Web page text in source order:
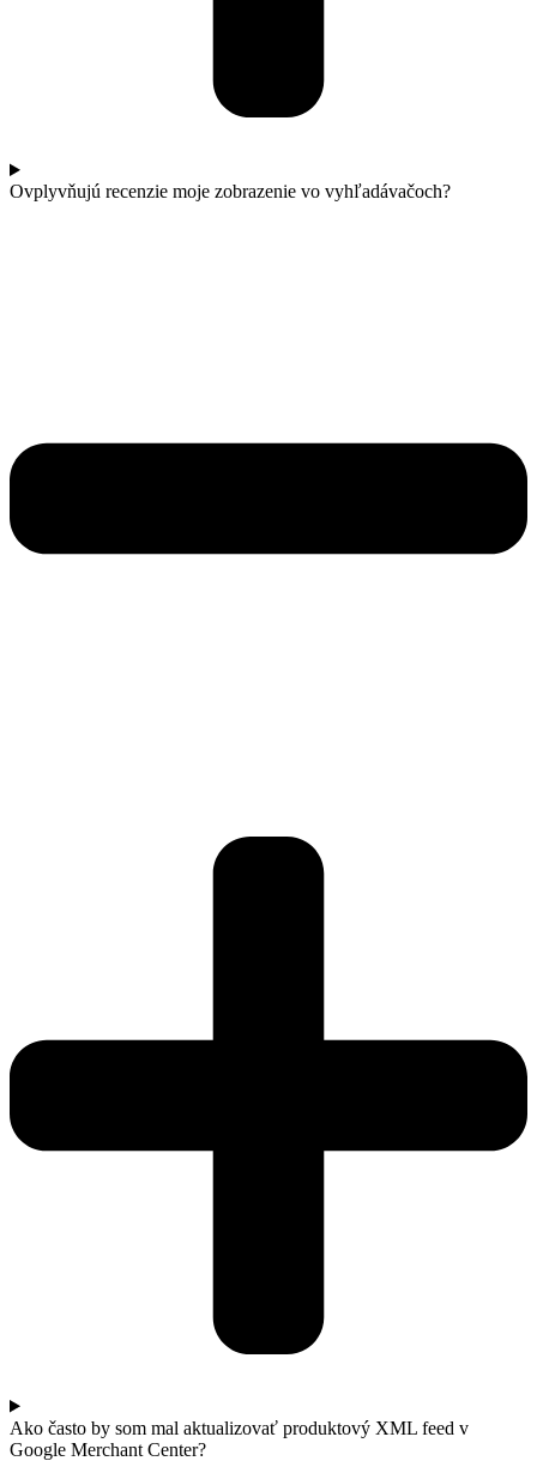
Ovplyvňujú recenzie moje zobrazenie vo vyhľadávačoch?
Ako často by som mal aktualizovať produktový XML feed v
Google Merchant Center?